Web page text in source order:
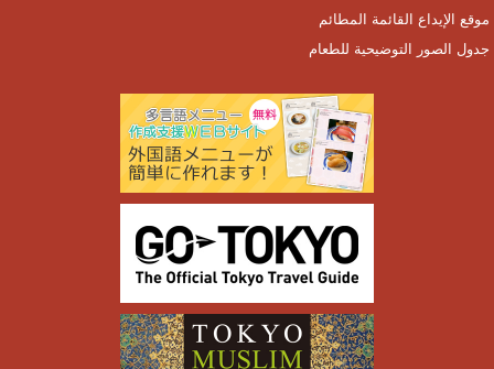
موقع الإيداع القائمة المطائم
جدول الصور التوضيحية للطعام